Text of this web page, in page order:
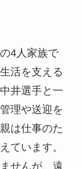
4人家族で
活を支える
井選手と一
理や送迎を
は仕事のた
ています。
せんが、遠